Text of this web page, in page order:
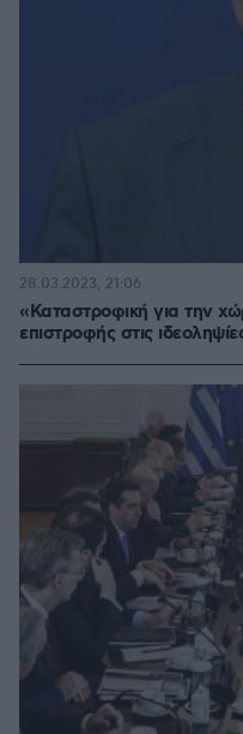
«Καταστροφική για την
επιστροφής στις
28.03.2023, 21:06